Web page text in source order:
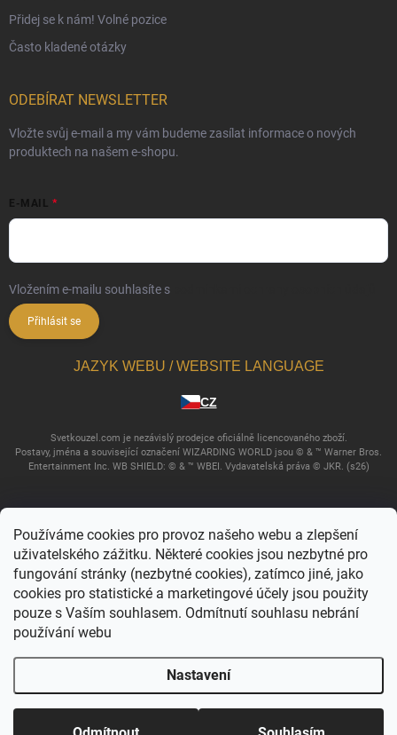
Používáme cookies pro provoz našeho webu a zlepšení
uživatelského zážitku. Některé cookies jsou nezbytné pro
fungování stránky (nezbytné cookies), zatímco jiné, jako
cookies pro statistické a marketingové účely jsou použity
pouze s Vaším souhlasem. Odmítnutí souhlasu nebrání
používání webu
Nastavení
Přidej se k nám! Volné pozice
Často kladené otázky
ODEBÍRAT NEWSLETTER
Vložte svůj e-mail a my vám budeme zasílat informace o nových
produktech na našem e-shopu.
E-MAIL
Vložením e-mailu souhlasíte s
Přihlásit se
JAZYK WEBU / WEBSITE LANGUAGE
CZ
Svetkouzel.com je nezávislý prodejce oficiálně licencovaného zboží.
Postavy, jména a související označení WIZARDING WORLD jsou © & ™ Warner Bros.
Entertainment Inc. WB SHIELD: © & ™ WBEI. Vydavatelská práva © JKR. (s26)
Vytvořil Shoptet